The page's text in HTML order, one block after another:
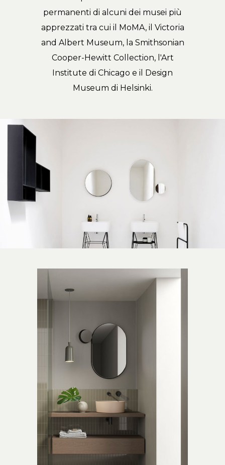
permanenti di alcuni dei musei più
apprezzati tra cui il MoMA, il Victoria
and Albert Museum, la Smithsonian
Cooper-Hewitt Collection, l'Art
Institute di Chicago e il Design
Museum di Helsinki.